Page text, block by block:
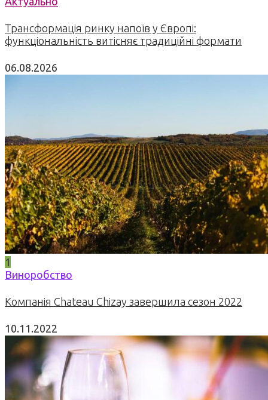
Трансформація ринку напоїв у Європі:
функціональність витісняє традиційні формати
06.08.2026
1
Виноробство
Компанія Chateau Chizay завершила сезон 2022
10.11.2022